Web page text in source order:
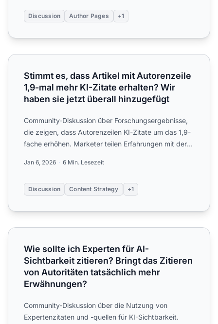
Discussion Author Pages +1
Stimmt es, dass Artikel mit Autorenzeile 1,9-mal mehr
Stimmt es, dass Artikel mit Autorenzeile
1,9-mal mehr KI-Zitate erhalten? Wir
haben sie jetzt überall hinzugefügt
Community-Diskussion über Forschungsergebnisse,
die zeigen, dass Autorenzeilen KI-Zitate um das 1,9-
fache erhöhen. Marketer teilen Erfahrungen mit der
Jan 6, 2026 6 Min. Lesezeit
Discussion Content Strategy +1
Wie sollte ich Experten für AI-Sichtbarkeit zitieren?
Wie sollte ich Experten für AI-
Sichtbarkeit zitieren? Bringt das Zitieren
von Autoritäten tatsächlich mehr
Erwähnungen?
Community-Diskussion über die Nutzung von
Expertenzitaten und -quellen für KI-Sichtbarkeit.